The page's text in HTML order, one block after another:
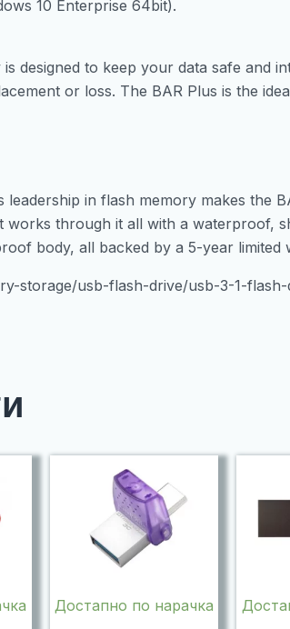
10 Enterprise 64bit).
designed to keep your data safe and
or loss. The BAR Plus is the
leadership in flash memory makes the
through it all with a waterproof,
body, all backed by a 5-year limited
storage/usb-flash-drive/usb-3-1-
Достапно по нарачка